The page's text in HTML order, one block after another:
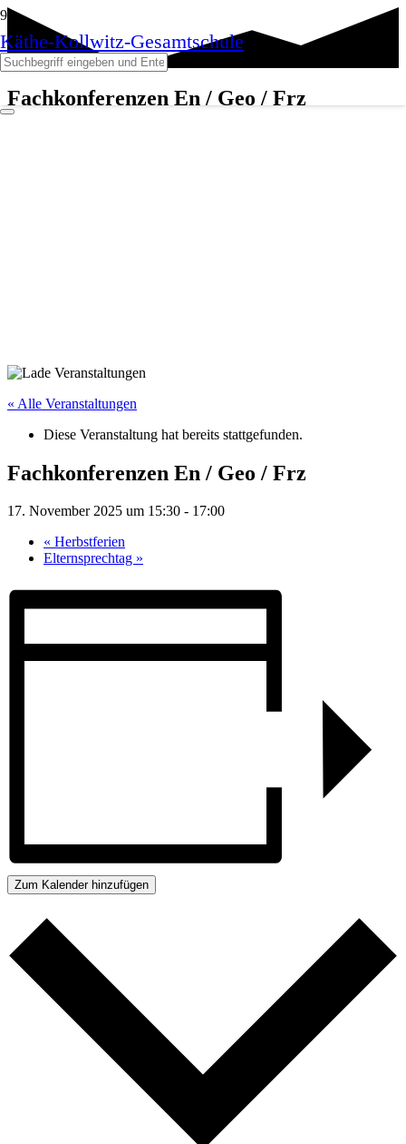
Käthe-Kollwitz-Gesamtschule
Fachkonferenzen En / Geo / Frz
« Alle Veranstaltungen
Diese Veranstaltung hat bereits stattgefunden.
Fachkonferenzen En / Geo / Frz
17. November 2025 um 15:30 - 17:00
« Herbstferien
Elternsprechtag »
Zum Kalender hinzufügen